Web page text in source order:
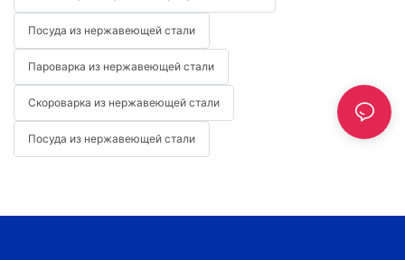
Посуда из нержавеющей стали
Пароварка из нержавеющей стали
Скороварка из нержавеющей стали
Посуда из нержавеющей стали